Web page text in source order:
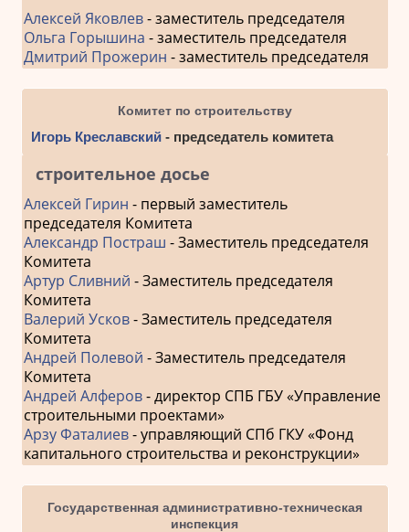
Алексей Яковлев- заместитель председателя
Ольга Горышина - заместитель председателя
Дмитрий Прожерин - заместитель председателя
Комитет по строительству
Игорь Креславский - председатель комитета
строительное досье
Алексей Гирин - первый заместитель
председателя Комитета
Александр Постраш - Заместитель председателя
Комитета
Артур Сливний - Заместитель председателя
Комитета
Валерий Усков- Заместитель председателя
Комитета
Андрей Полевой - Заместитель председателя
Комитета
Андрей Алферов- директор СПБ ГБУ «Управление
строительными проектами»
Арзу Фаталиев- управляющий СПб ГКУ «Фонд
капитального строительства и реконструкции»
Государственная административно-техническая
инспекция